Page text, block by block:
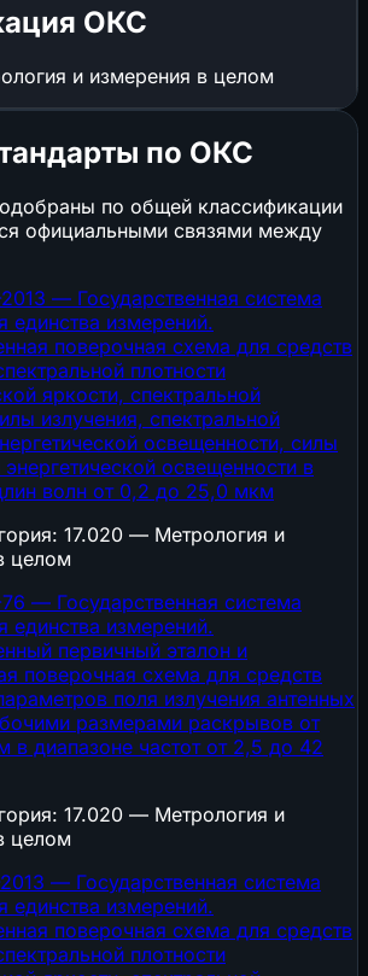
ОКС
и измерения в целом
по ОКС
по общей классификации
официальными связями между
— Государственная система
единства измерений.
поверочная схема для средств
плотности
яркости, спектральной
излучения, спектральной
освещенности, силы
энергетической освещенности в
волн от 0,2 до 25,0 мкм
17.020 — Метрология и
целом
— Государственная система
единства измерений.
первичный эталон и
поверочная схема для средств
поля излучения антенных
размерами раскрывов от
в диапазоне частот от 2,5 до 42
17.020 — Метрология и
целом
— Государственная система
единства измерений.
поверочная схема для средств
плотности